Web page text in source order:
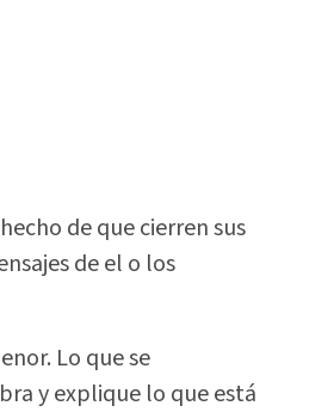
de que cierren sus
de el o los
Lo que se
y explique lo que está